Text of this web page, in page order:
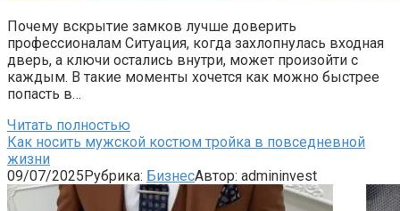
Почему вскрытие замков лучше доверить
профессионалам Ситуация, когда захлопнулась входная
дверь, а ключи остались внутри, может произойти с
каждым. В такие моменты хочется как можно быстрее
попасть в…
Читать полностью
Как носить мужской костюм тройка в повседневной
жизни
09/07/2025Рубрика: БизнесАвтор: admininvest